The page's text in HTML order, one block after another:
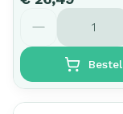
Aantal
Bestel